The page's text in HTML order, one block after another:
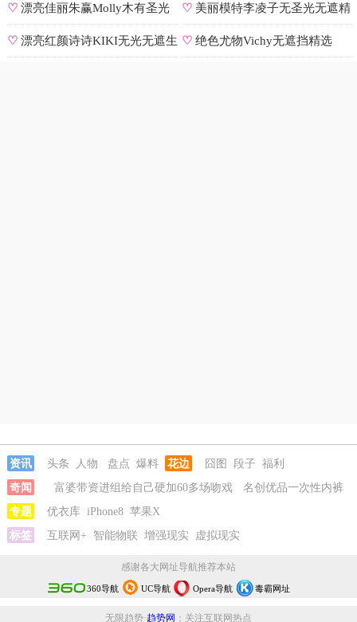
集 辑
♡漂亮佳丽朱赢Molly木有圣光
原图
♡ 美丽模特李凌子无圣光无遮精
选
♡漂亮红颜诗诗KIKI无光无遮生 ♡ 绝色尤物Vichy无遮挡精选
资讯 头条 人物 盘点 爆料 花边 囧图 段子 福利
奇闻
富婆带资进组给自己硬加60多场吻戏
名创优品一次性内裤
颜面尽失
河南三支一扶考试存在规模性组织作弊犯罪
纸巾盒三亚酒店索赔924元
女子开一天一夜空调后二氧化碳中毒
专题 优衣库 iPhone8 苹果X
标签
互联网+ 智能物联 增强现实 虚拟现实
感谢各大网址导航推荐本站
360导航 UC导航 Opera导航 毒霸网址
无限趋势·趋势网 ：关注互联网热点